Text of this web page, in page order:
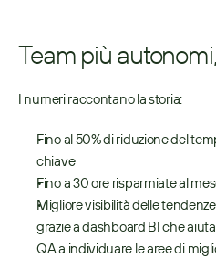
Team più
I numeri raccontano la storia:
Fino al 50% di riduzione del
chiave
Fino a 30 ore risparmiate al
Migliore visibilità delle
grazie a dashboard BI che
QA a individuare le aree di